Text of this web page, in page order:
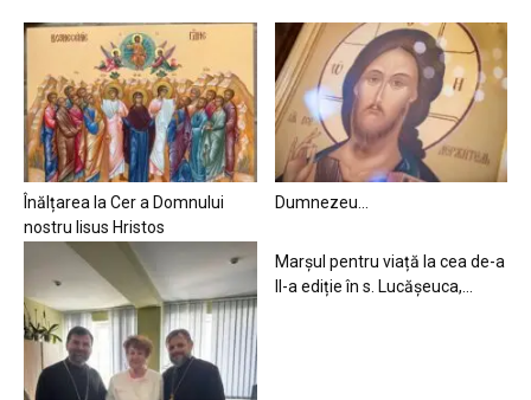
Înălțarea la Cer a Domnului
nostru Iisus Hristos
Dumnezeu…
Marșul pentru viață la cea de-a
II-a ediție în s. Lucășeuca,...